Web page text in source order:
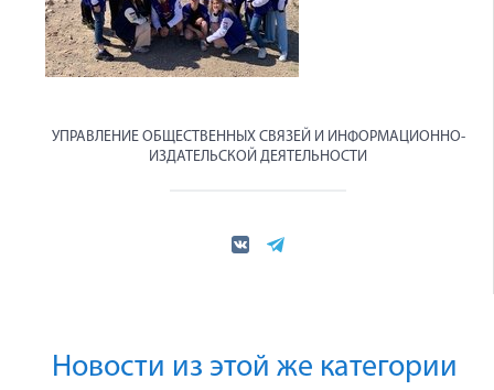
УПРАВЛЕНИЕ ОБЩЕСТВЕННЫХ СВЯЗЕЙ И ИНФОРМАЦИОННО-
ИЗДАТЕЛЬСКОЙ ДЕЯТЕЛЬНОСТИ
Новости из этой же категории